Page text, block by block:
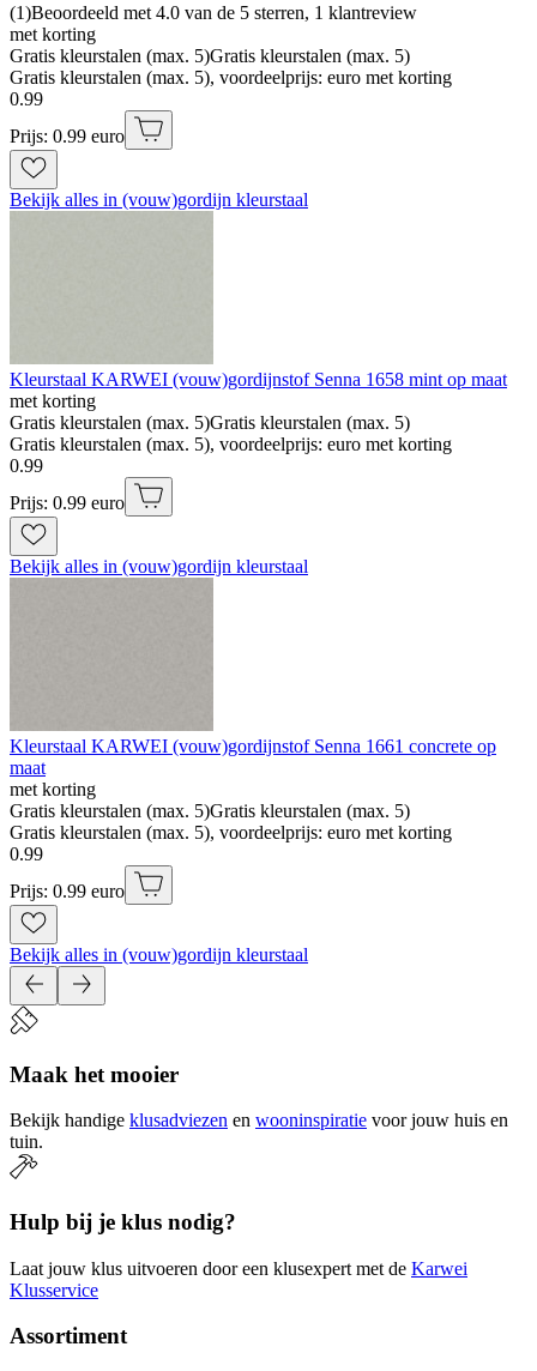
(1)Beoordeeld met 4.0 van de 5 sterren, 1 klantreview
met korting
Gratis kleurstalen (max. 5)Gratis kleurstalen (max. 5)
Gratis kleurstalen (max. 5), voordeelprijs: euro met korting
0.99
Prijs: 0.99 euro
Bekijk alles in (vouw)gordijn kleurstaal
Kleurstaal KARWEI (vouw)gordijnstof Senna 1658 mint op maat
met korting
Gratis kleurstalen (max. 5)Gratis kleurstalen (max. 5)
Gratis kleurstalen (max. 5), voordeelprijs: euro met korting
0.99
Prijs: 0.99 euro
Bekijk alles in (vouw)gordijn kleurstaal
Kleurstaal KARWEI (vouw)gordijnstof Senna 1661 concrete op
maat
met korting
Gratis kleurstalen (max. 5)Gratis kleurstalen (max. 5)
Gratis kleurstalen (max. 5), voordeelprijs: euro met korting
0.99
Prijs: 0.99 euro
Bekijk alles in (vouw)gordijn kleurstaal
Maak het mooier
Bekijk handige klusadviezen en wooninspiratie voor jouw huis en
tuin.
Hulp bij je klus nodig?
Laat jouw klus uitvoeren door een klusexpert met de Karwei
Klusservice
Assortiment